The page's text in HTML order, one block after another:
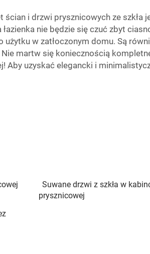
ścian i drzwi prysznicowych ze szkła
nie będzie się czuć zbyt
w zatłoczonym domu. Są
martw się koniecznością
Aby uzyskać elegancki i
Suwane drzwi z szkła w
prysznicowej